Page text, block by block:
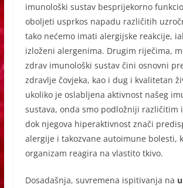
imunološki sustav besprijekorno
oboljeti usprkos napadu različitih
tako nećemo imati alergijske reakcije,
izloženi alergenima. Drugim riječima,
zdrav imunološki sustav čini osnovni
zdravlje čovjeka, kao i dug i kvalitetan
ukoliko je oslabljena aktivnost našeg
sustava, onda smo podložniji različitim
dok njegova hiperaktivnost znači
alergije i takozvane autoimune bolesti,
organizam reagira na vlastito tkivo.
Dosadašnja, suvremena ispitivanja na